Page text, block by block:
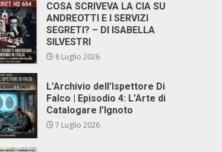
COSA SCRIVEVA LA CIA SU
ANDREOTTI E I SERVIZI
SEGRETI? – DI ISABELLA
SILVESTRI
8 Luglio 2026
L’Archivio dell’Ispettore Di
Falco | Episodio 4: L’Arte di
Catalogare l’Ignoto
7 Luglio 2026